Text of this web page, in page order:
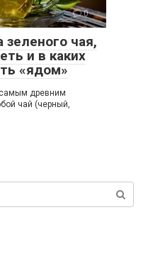
0
чая,
и в каких
«ядом»
древним
чай (черный,